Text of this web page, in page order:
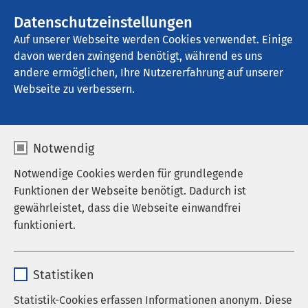
Datenschutzeinstellungen
Auf unserer Webseite werden Cookies verwendet. Einige
davon werden zwingend benötigt, während es uns
andere ermöglichen, Ihre Nutzererfahrung auf unserer
Webseite zu verbessern.
Notwendig
Notwendige Cookies werden für grundlegende
Funktionen der Webseite benötigt. Dadurch ist
gewährleistet, dass die Webseite einwandfrei
funktioniert.
Anbieter sgalinski
Statistiken
Statistik-Cookies erfassen Informationen anonym. Diese
AMEOS Klinikum Aschersleben
Zentrallabor
Labordiagnostische Leistungen
unverzichtbarer Bestandteil in der Diagnostik und
Therapie von Erkrankungen als auch im